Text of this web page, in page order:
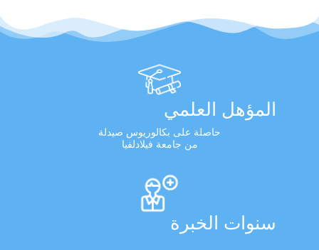
المؤهل العلمي
حاصلة على بكالوريوس صيدلة
من جامعة فيلادلفيا
سنوات الخبرة